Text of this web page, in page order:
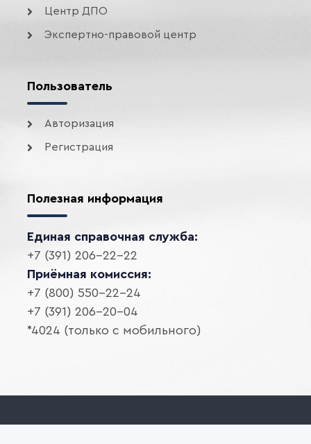
Центр ДПО
Экспертно-правовой центр
Пользователь
Авторизация
Регистрация
Полезная информация
Единая справочная служба:
+7 (391) 206-22-22
Приёмная комиссия:
+7 (800) 550-22-24
+7 (391) 206-20-04
*4024 (только с мобильного)